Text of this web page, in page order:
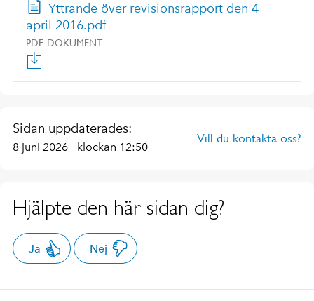
Yttrande över revisionsrapport den 4
april 2016.pdf
PDF-DOKUMENT
Sidan uppdaterades:
8 juni 2026 klockan 12:50
Vill du kontakta oss?
Hjälpte den här sidan dig?
Ja Nej